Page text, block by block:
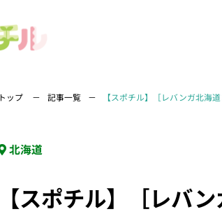
トップ 記事一覧 【スポチル】［レバンガ北海
北海道
【スポチル】［レバ